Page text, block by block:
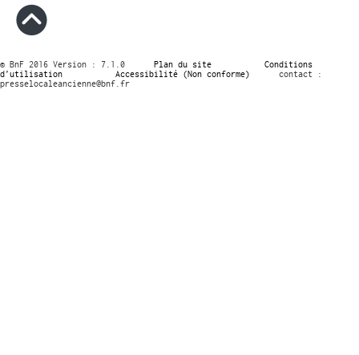
© BnF 2016 Version : 7.1.0 Plan du site
Conditions
d’utilisation
Accessibilité (Non conforme)
contact :
presselocaleancienne@bnf.fr